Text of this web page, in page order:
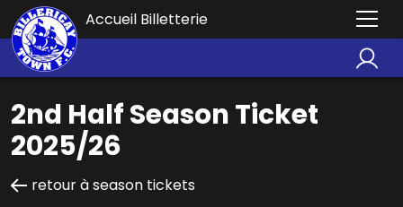
Accueil Billetterie
2nd Half Season Ticket
2025/26
retour à season tickets